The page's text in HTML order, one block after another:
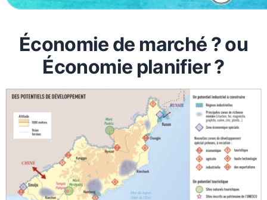
Économie de marché ? ou
Économie planifier ?